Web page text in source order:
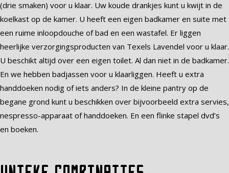
(drie smaken) voor u klaar. Uw koude drankjes kunt u kwijt in de
koelkast op de kamer. U heeft een eigen badkamer en suite met
een ruime inloopdouche of bad en een wastafel. Er liggen
heerlijke verzorgingsproducten van Texels Lavendel voor u klaar.
U beschikt altijd over een eigen toilet. Al dan niet in de badkamer.
En we hebben badjassen voor u klaarliggen. Heeft u extra
handdoeken nodig of iets anders? In de kleine pantry op de
begane grond kunt u beschikken over bijvoorbeeld extra servies,
nespresso-apparaat of handdoeken. En een flinke stapel dvd’s
en boeken.